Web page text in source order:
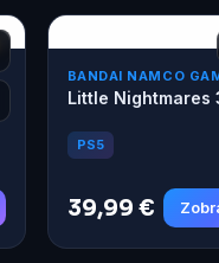
BANDAI NAMCO
Little Nightmares
PS5
39,99 €